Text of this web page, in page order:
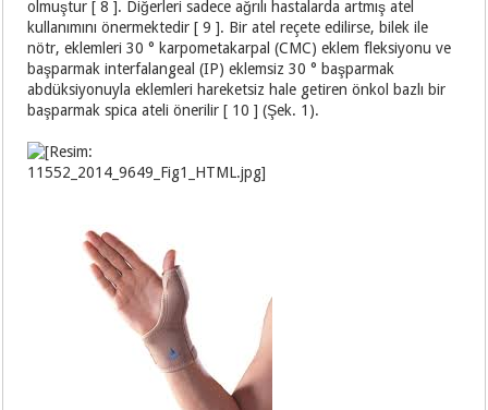
olmuştur [ 8 ]. Diğerleri sadece ağrılı hastalarda artmış atel
kullanımını önermektedir [ 9 ]. Bir atel reçete edilirse, bilek ile
nötr, eklemleri 30 ° karpometakarpal (CMC) eklem fleksiyonu ve
başparmak interfalangeal (IP) eklemsiz 30 ° başparmak
abdüksiyonuyla eklemleri hareketsiz hale getiren önkol bazlı bir
başparmak spica ateli önerilir [ 10 ] (Şek. 1).